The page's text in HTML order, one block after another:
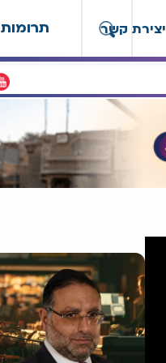
תרומות יצירת קשר